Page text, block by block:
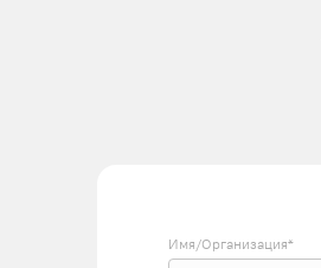
Имя/Организация*